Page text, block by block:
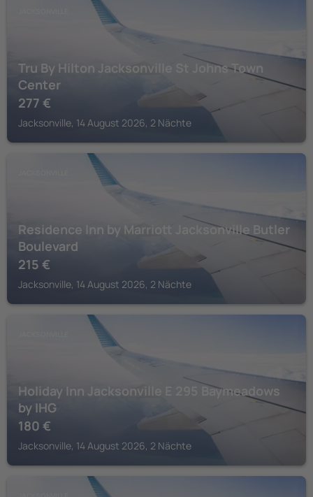
Tru By Hilton Jacksonville St Johns Town
Center
277 €
Jacksonville, 14 August 2026, 2 Nächte
Residence Inn by Marriott Jacksonville Butler
Boulevard
215 €
Jacksonville, 14 August 2026, 2 Nächte
Holiday Inn Jacksonville E 295 Baymeadows
by IHG
180 €
Jacksonville, 14 August 2026, 2 Nächte